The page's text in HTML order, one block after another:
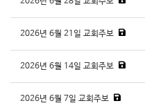
2026년 6월 21일 교회주보
2026년 6월 14일 교회주보
2026년 6월 7일 교회주보